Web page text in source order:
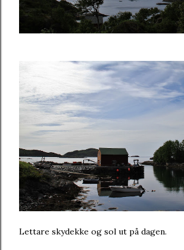
Lettare skydekke og sol ut på dagen.